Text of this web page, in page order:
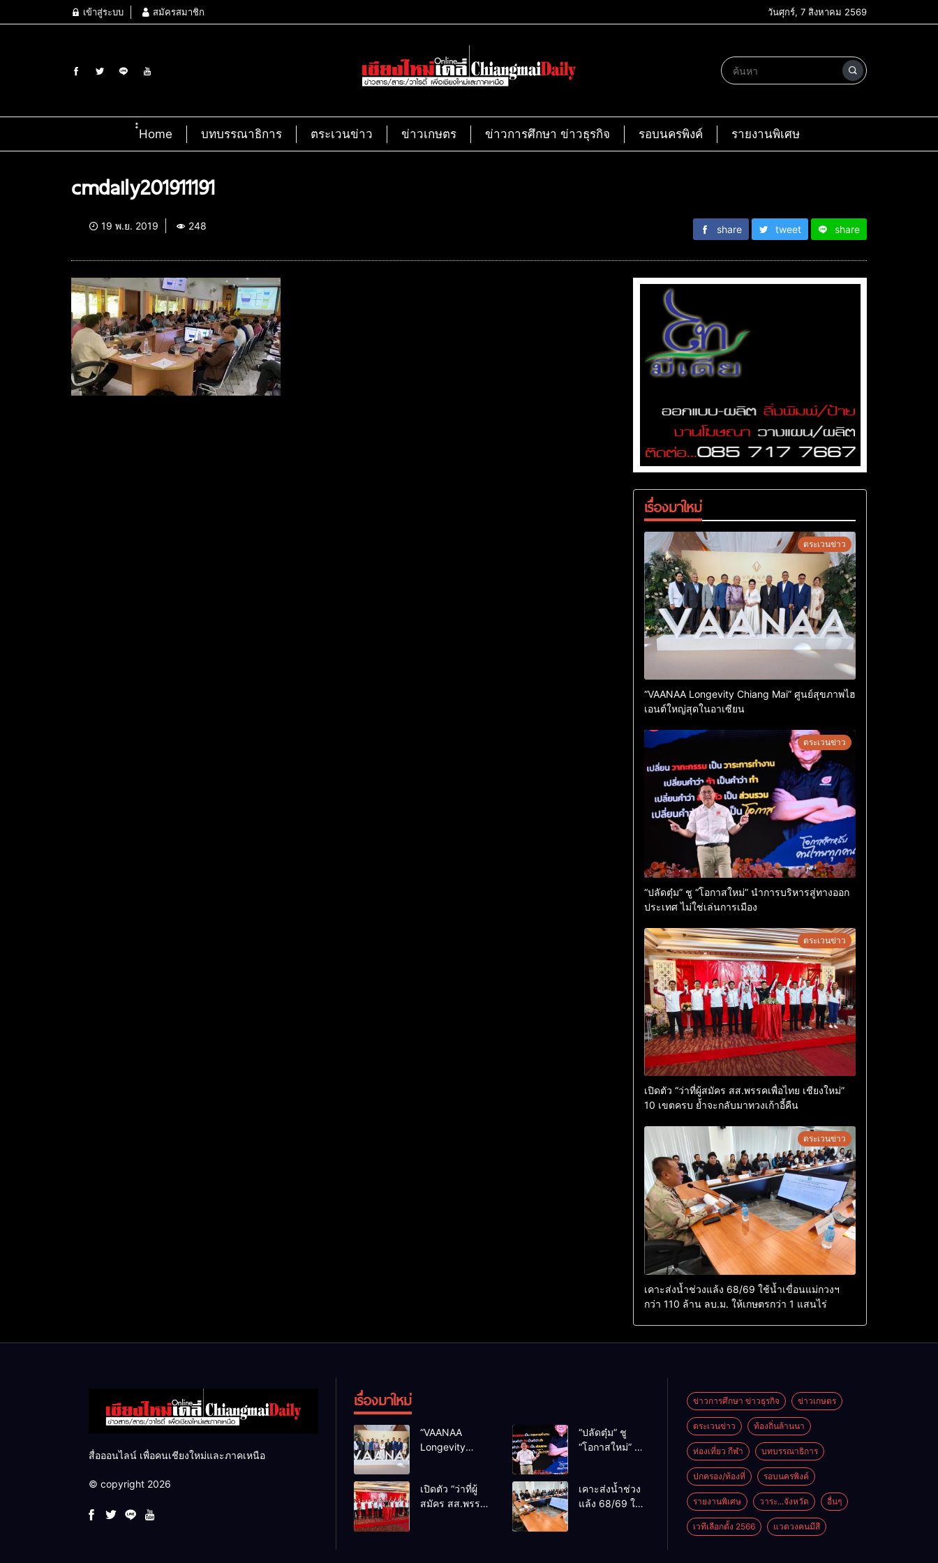
เข้าสู่ระบบ สมัครสมาชิก วันศุกร์, 7 สิงหาคม 2569
๋๋Home บทบรรณาธิการ ตระเวนข่าว ข่าวเกษตร ข่าวการศึกษา ข่าวธุรกิจ รอบนครพิงค์ รายงานพิเศษ
cmdaily201911191
19 พ.ย. 2019 248 share tweet share
เรื่องมาใหม่
ตระเวนข่าว
“VAANAA Longevity Chiang Mai” ศูนย์สุขภาพไฮ
เอนต์ใหญ่สุดในอาเซียน
ตระเวนข่าว
“ปลัดตุ๋ม” ชู “โอกาสใหม่” นำการบริหารสู่ทางออก
ประเทศ ไม่ใช่เล่นการเมือง
ตระเวนข่าว
เปิดตัว “ว่าที่ผู้สมัคร สส.พรรคเพื่อไทย เชียงใหม่”
10 เขตครบ ย้ำจะกลับมาทวงเก้าอี้คืน
ตระเวนข่าว
เคาะส่งน้ำช่วงแล้ง 68/69 ใช้น้ำเขื่อนแม่กวงฯ
กว่า 110 ล้าน ลบ.ม. ให้เกษตรกว่า 1 แสนไร่
สื่อออนไลน์ เพื่อคนเชียงใหม่และภาคเหนือ
© copyright 2026
เรื่องมาใหม่
“VAANAA
Longevity
เอนต์ใหญ่สุดใน
อาเซียน
“ปลัดตุ๋ม” ชู
“โอกาสใหม่” นำ
ไม่ใช่เล่น
การเมือง
เปิดตัว “ว่าที่ผู้
สมัคร สส.พรรค
เคาะส่งน้ำช่วง
แล้ง 68/69 ใช้
ข่าวการศึกษา ข่าวธุรกิจ ข่าวเกษตร
ตระเวนข่าว ท้องถิ่นล้านนา
ท่องเที่ยว กีฬา บทบรรณาธิการ
ปกครอง/ท้องที่ รอบนครพิงค์
รายงานพิเศษ วาระ...จังหวัด อื่นๆ
เวทีเลือกตั้ง 2566 แวดวงคนมีสี